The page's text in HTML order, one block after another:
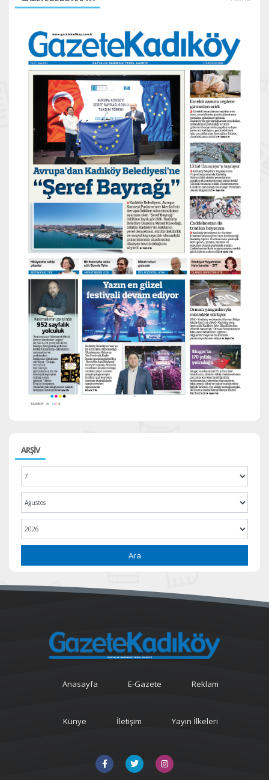
ARŞİV
Ara
Anasayfa E-Gazete Reklam
Künye İletişim Yayın İlkeleri